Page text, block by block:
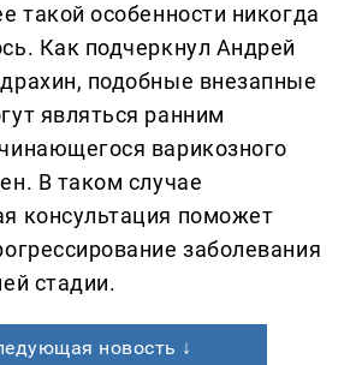
такой особенности никогда
Как подчеркнул Андрей
подобные внезапные
являться ранним
варикозного
В таком случае
консультация поможет
заболевания
стадии.
новость ↓